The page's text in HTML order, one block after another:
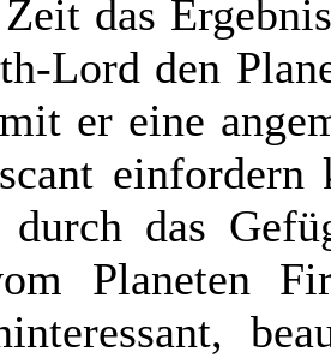
Zeit das
Lord den
er eine
durch das
Planeten